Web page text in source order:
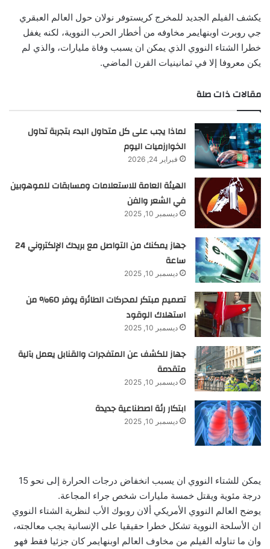
يكشف الفيلم الجديد للمخرج كريستوفر نولان حول العالم العبقري
جي روبرت اوبنهايمر مخاوفه من أخطار الحرب النووية، لكنه يغفل
خطرا الشتاء النووي الذي يمكن ان يسبب وفاة مليارات، والذي لم
يكن معروفا إلا في ثمانينيات القرن الماضي.
مقالات ذات صلة
لماذا يجب على كل متداول البدء بتجربة تداول
الخوارزميات اليوم
فبراير 24, 2026
الهيئة العامة للاستعلامات ومسابقات للموهوبين
في الشعر والفن
ديسمبر 10, 2025
جهاز يمكنك من التواصل مع بريدك الإلكتروني 24
ساعة
ديسمبر 10, 2025
تصميم مبتكر لمحركات الطائرة يوفر 60% من
استهلاك الوقود
ديسمبر 10, 2025
جهاز للكشف عن المتفجرات والقنابل يعمل بآلية
متقدمة
ديسمبر 10, 2025
ابتكار رئة اصطناعية جديدة
ديسمبر 10, 2025
يمكن للشتاء النووي ان يسبب انخفاض درجات الحرارة إلى نحو 15
درجة مئوية ويقتل خمسة مليارات شخص جراء المجاعة.
يوضح العالم النووي الأمريكي ألان روبوك الأب لنظرية الشتاء النووي
ان الأسلحة النووية تشكل خطرا حقيقيا على الإنسانية يجب معالجته،
وان ما تناوله الفيلم من مخاوف العالم اوبنهايمر كان جزئيا فقط فهو